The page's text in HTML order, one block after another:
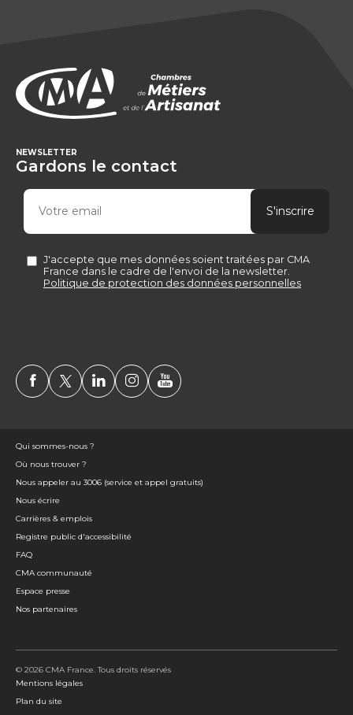
NEWSLETTER
Gardons le contact
Qui sommes-nous ?
Où nous trouver ?
Nous appeler au 3006 (service et appel gratuits)
Nous écrire
Carrières & emplois
Registre public d'accessibilité
FAQ
CMA communauté
Espace presse
Nos partenaires
© 2026 CMA France. Tous droits réservés
Mentions légales
Plan du site